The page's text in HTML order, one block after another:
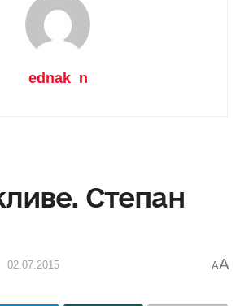
ednak_n
Степан
02.07.2015 AA